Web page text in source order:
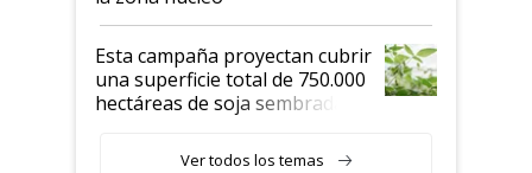
Esta campaña proyectan cubrir
una superficie total de 750.000
hectáreas de soja sembradas
variedades que marcan un
Ver todos los temas